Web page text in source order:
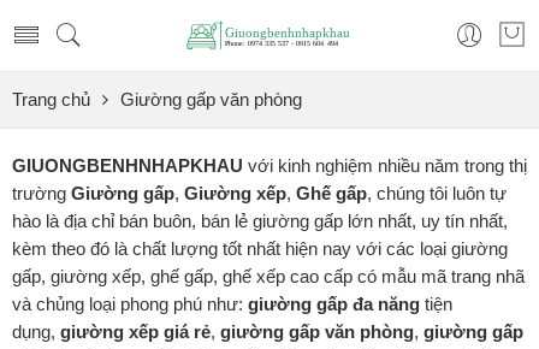
Trang chủ Giường gấp văn phòng
GIUONGBENHNHAPKHAU với kinh nghiệm nhiều năm trong thị
trường Giường gấp, Giường xếp, Ghế gấp, chúng tôi luôn tự
hào là địa chỉ bán buôn, bán lẻ giường gấp lớn nhất, uy tín nhất,
kèm theo đó là chất lượng tốt nhất hiện nay với các loại giường
gấp, giường xếp, ghế gấp, ghế xếp cao cấp có mẫu mã trang nhã
và chủng loại phong phú như: giường gấp đa năng tiện
dụng, giường xếp giá rẻ, giường gấp văn phòng, giường gấp